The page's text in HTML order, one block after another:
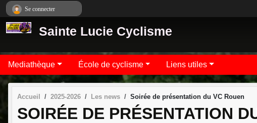
Sainte Lucie Cyclisme
Mediathèque École de cyclisme Liens utiles
Accueil 2025-2026 Les news Soirée de présentation du VC Rouen
SOIRÉE DE PRÉSENTATION
Se connecter
Panneau de gestion des cookies